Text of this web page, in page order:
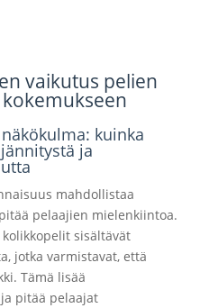
vaikutus pelien
kuinka
ja
mahdollistaa
pelaajien mielenkiintoa.
sisältävät
jotka varmistavat, että
Tämä lisää
pitää pelaajat